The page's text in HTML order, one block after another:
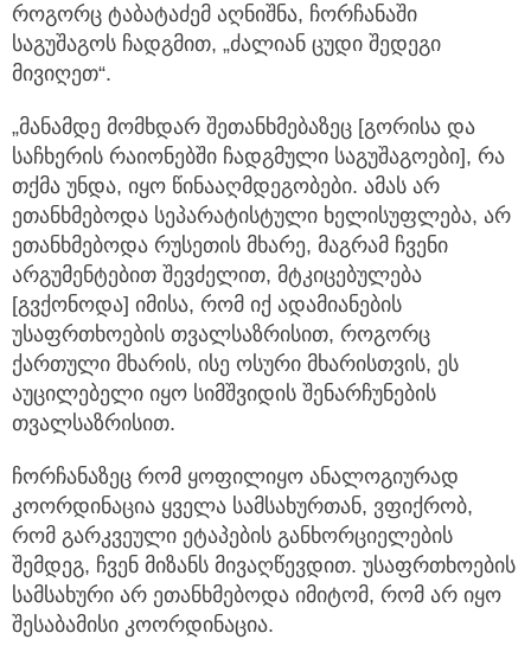
როგორც ტაბატაძემ აღნიშნა, ჩორჩანაში
საგუშაგოს ჩადგმით, „ძალიან ცუდი შედეგი
მივიღეთ“.
„მანამდე მომხდარ შეთანხმებაზეც [გორისა და
საჩხერის რაიონებში ჩადგმული საგუშაგოები], რა
თქმა უნდა, იყო წინააღმდეგობები. ამას არ
ეთანხმებოდა სეპარატისტული ხელისუფლება, არ
ეთანხმებოდა რუსეთის მხარე, მაგრამ ჩვენი
არგუმენტებით შევძელით, მტკიცებულება
[გვქონოდა] იმისა, რომ იქ ადამიანების
უსაფრთხოების თვალსაზრისით, როგორც
ქართული მხარის, ისე ოსური მხარისთვის, ეს
აუცილებელი იყო სიმშვიდის შენარჩუნების
თვალსაზრისით.
ჩორჩანაზეც რომ ყოფილიყო ანალოგიურად
კოორდინაცია ყველა სამსახურთან, ვფიქრობ,
რომ გარკვეული ეტაპების განხორციელების
შემდეგ, ჩვენ მიზანს მივაღწევდით. უსაფრთხოების
სამსახური არ ეთანხმებოდა იმიტომ, რომ არ იყო
შესაბამისი კოორდინაცია.